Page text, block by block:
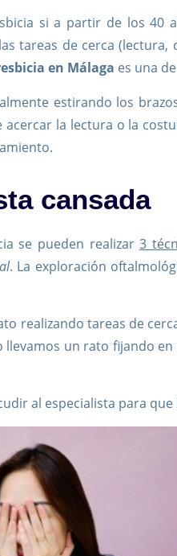
si a partir de los 40
tareas de cerca
en Málaga es una
estirando los
la lectura o la
cansada
se pueden realizar3
. La exploración
realizando tareas de
un rato fijando
al especialista para